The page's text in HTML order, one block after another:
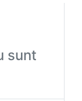
sunt